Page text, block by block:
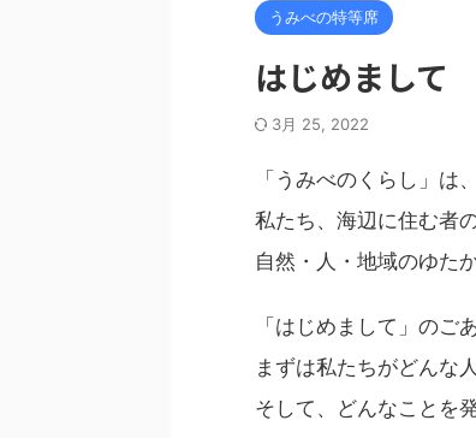
うみべの特等席
はじめまして
3月 25, 2022
「うみべのくらし」は、
私たち、海辺に住む者
自然・人・地域のゆた
「はじめまして」のご
まずは私たちがどんな
そして、どんなことを